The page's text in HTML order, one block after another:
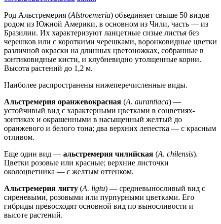
Род Альстремерия (Alstroemeria) объединяет свыше 50 видов
родом из Южной Америки, в основном из Чили, часть — из
Бразилии. Их характеризуют ланцетные сизые листья без
черешков или с короткими черешками, воронковидные цветки
различной окраски на длинных цветоножках, собранные в
зонтиковидные кисти, и клубневидно утолщенные корни.
Высота растений до 1,2 м.
Наиболее распространены нижеперечисленные виды.
Альстремерия оранжевокрасная (A. aurantiaca) —
устойчивый вид с характерными цветками в соцветиях-
зонтиках и окрашенными в насыщенный желтый до
оранжевого и белого тона; два верхних лепестка — с красным
отливом.
Еще один вид — альстремерия чилийская (A. chilensis).
Цветки розовые или красные; верхние листочки
околоцветника — с желтым оттенком.
Альстремерия лигту (A. ligtu) — средневыносливый вид с
сиреневыми, розовыми или пурпурными цветками. Его
гибриды превосходят основной вид по выносливости и
высоте растений.